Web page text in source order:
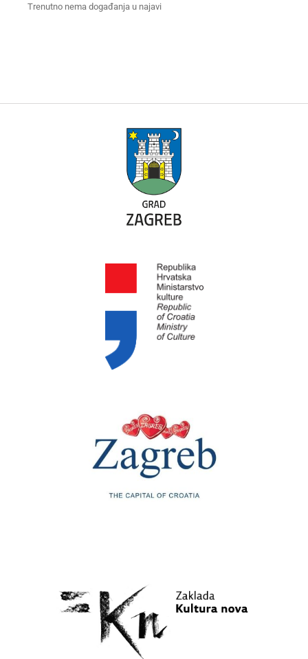
Trenutno nema događanja u najavi